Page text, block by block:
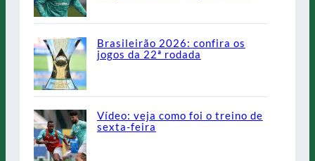
Brasileirão 2026: confira os
jogos da 22ª rodada
Vídeo: veja como foi o treino de
sexta-feira